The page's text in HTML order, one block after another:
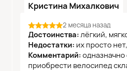
Кристина Михалкович
2 месяца назад
Достоинства: лёгкий,
Недостатки: их просто нет,
Комментарий:
приобрести велосипед